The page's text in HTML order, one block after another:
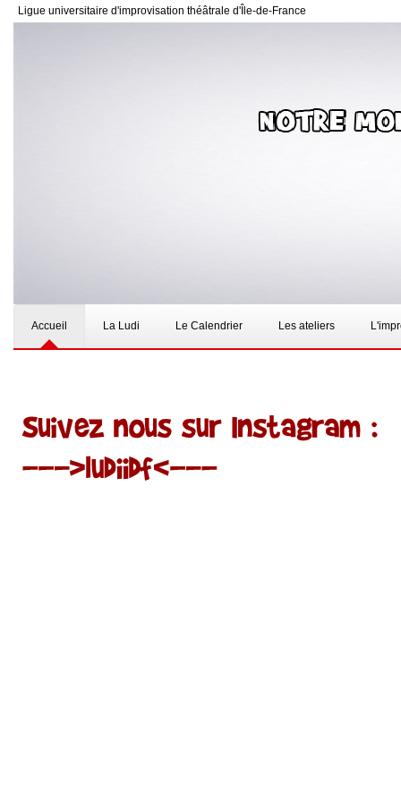
Ligue universitaire d'improvisation théâtrale d'Île-de-France
Accueil La Ludi Le Calendrier Les ateliers